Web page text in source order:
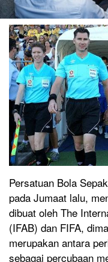
Persatuan Bola
pada Jumaat lalu,
dibuat oleh The
(IFAB) dan FIFA,
merupakan antara
sebagai percubaan